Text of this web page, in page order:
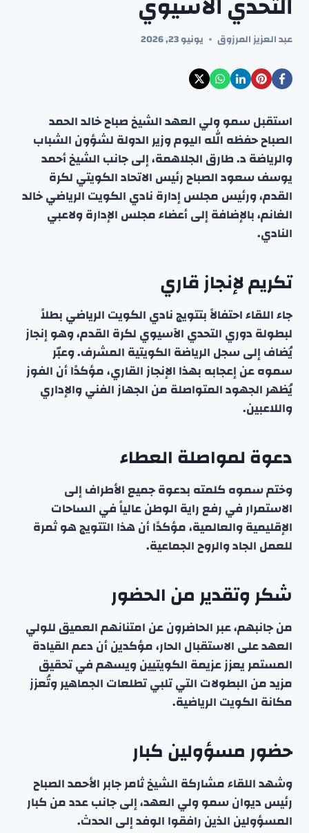
عبد العزيز المرزوق يونيو 23, 2026
استقبل سمو ولي العهد الشيخ صباح خالد الحمد
الصباح حفظه الله اليوم وزير الدولة لشؤون الشباب
والرياضة د. طارق الجلاهمة، إلى جانب الشيخ أحمد
يوسف سعود الصباح رئيس الاتحاد الكويتي لكرة
القدم، ورئيس مجلس إدارة نادي الكويت الرياضي خالد
الغانم، بالإضافة إلى أعضاء مجلس الإدارة ولاعبي
النادي.
تكريم لإنجاز قاري
جاء اللقاء احتفالاً بتتويج نادي الكويت الرياضي بطلاً
لبطولة دوري التحدي الآسيوي لكرة القدم، وهو إنجاز
يُضاف إلى سجل الرياضة الكويتية المشرف. وعبّر
سموه عن إعجابه بهذا الإنجاز القاري، مؤكدًا أن الفوز
يُظهر الجهود المتواصلة من الجهاز الفني والإداري
واللاعبين.
دعوة لمواصلة العطاء
وختم سموه كلمته بدعوة جميع الأطراف إلى
الاستمرار في رفع راية الوطن عالياً في الساحات
الإقليمية والعالمية، مؤكدًا أن هذا التتويج هو ثمرة
للعمل الجاد والروح الجماعية.
شكر وتقدير من الحضور
من جانبهم، عبر الحاضرون عن امتنانهم العميق للولي
العهد على الاستقبال الحار، مؤكدين أن دعم القيادة
المستمر يعزز عزيمة الكويتيين ويسهم في تحقيق
مزيد من البطولات التي تلبي تطلعات الجماهير وتُعزز
مكانة الكويت الرياضية.
حضور مسؤولين كبار
وشهد اللقاء مشاركة الشيخ ثامر جابر الأحمد الصباح
رئيس ديوان سمو ولي العهد، إلى جانب عدد من كبار
المسؤولين الذين رافقوا الوفد إلى الحدث.